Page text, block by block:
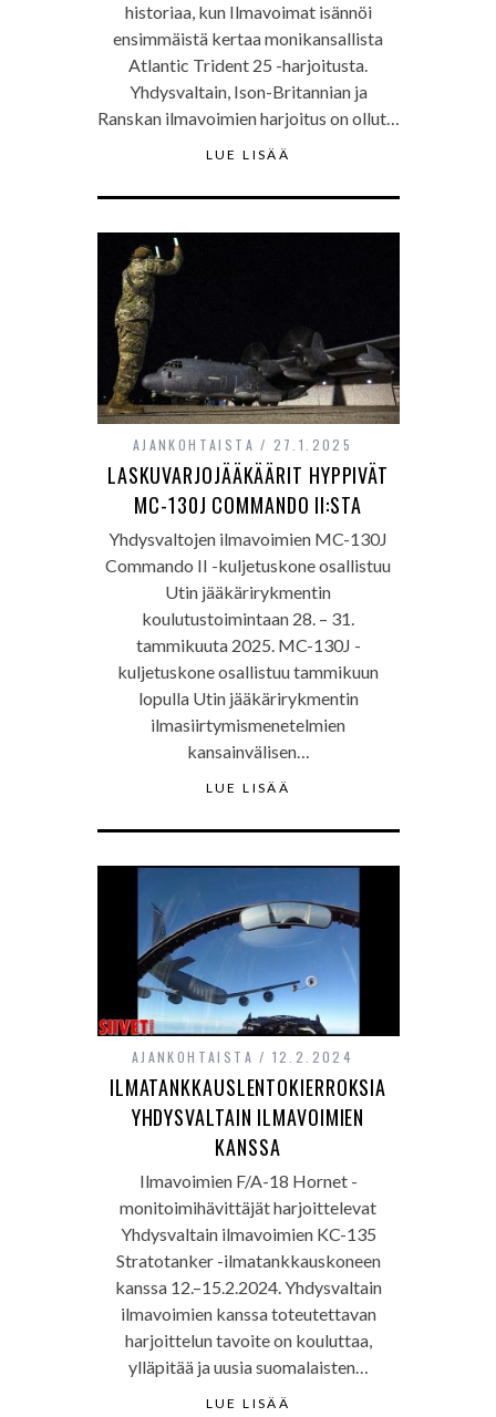
historiaa, kun Ilmavoimat isännöi
ensimmäistä kertaa monikansallista
Atlantic Trident 25 -harjoitusta.
Yhdysvaltain, Ison-Britannian ja
Ranskan ilmavoimien harjoitus on ollut…
LUE LISÄÄ
AJANKOHTAISTA 27.1.2025
LASKUVARJOJÄÄKÄÄRIT HYPPIVÄT
MC-130J COMMANDO II:STA
Yhdysvaltojen ilmavoimien MC-130J
Commando II -kuljetuskone osallistuu
Utin jääkärirykmentin
koulutustoimintaan 28. – 31.
tammikuuta 2025. MC-130J -
kuljetuskone osallistuu tammikuun
lopulla Utin jääkärirykmentin
ilmasiirtymismenetelmien
kansainvälisen…
LUE LISÄÄ
AJANKOHTAISTA 12.2.2024
ILMATANKKAUSLENTOKIERROKSIA
YHDYSVALTAIN ILMAVOIMIEN
KANSSA
Ilmavoimien F/A-18 Hornet -
monitoimihävittäjät harjoittelevat
Yhdysvaltain ilmavoimien KC-135
Stratotanker -ilmatankkauskoneen
kanssa 12.–15.2.2024. Yhdysvaltain
ilmavoimien kanssa toteutettavan
harjoittelun tavoite on kouluttaa,
ylläpitää ja uusia suomalaisten…
LUE LISÄÄ